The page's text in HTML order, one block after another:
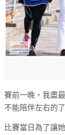
賽前一晚，我盡
不能陪伴左右的
比賽當日為了讓